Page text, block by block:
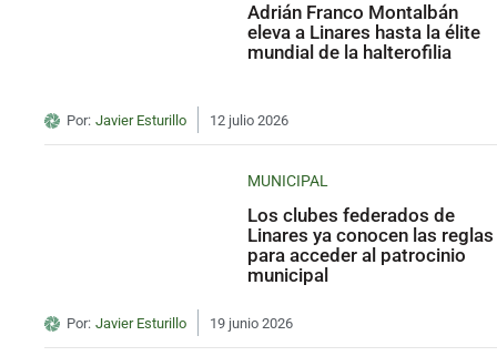
Adrián Franco Montalbán
eleva a Linares hasta la élite
mundial de la halterofilia
Por: Javier Esturillo 12 julio 2026
MUNICIPAL
Los clubes federados de
Linares ya conocen las reglas
para acceder al patrocinio
municipal
Por: Javier Esturillo 19 junio 2026